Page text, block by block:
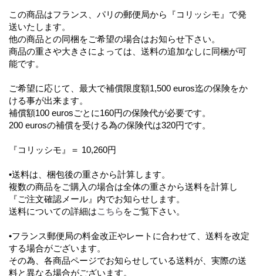
この商品はフランス、パリの郵便局から『コリッシモ』で発
送いたします。
他の商品との同梱をご希望の場合はお知らせ下さい。
商品の重さや大きさによっては、送料の追加なしに同梱が可
能です。
ご希望に応じて、最大で補償限度額1,500 euros迄の保険をか
ける事が出来ます。
補償額100 eurosごとに160円の保険代が必要です。
200 eurosの補償を受ける為の保険代は320円です。
『コリッシモ』＝ 10,260円
•送料は、梱包後の重さから計算します。
複数の商品をご購入の場合は全体の重さから送料を計算し
『ご注文確認メール』内でお知らせします。
送料についての詳細はこちらをご覧下さい。
•フランス郵便局の料金改正やレートに合わせて、送料を改定
する場合がございます。
その為、各商品ページでお知らせしている送料が、実際の送
料と異なる場合がございます。